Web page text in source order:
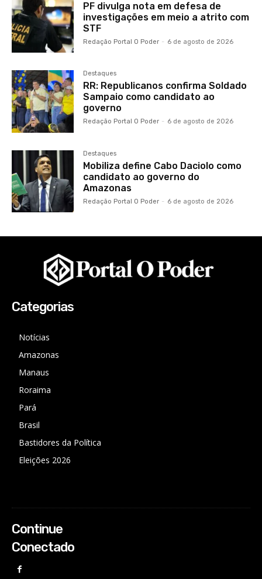
PF divulga nota em defesa de
investigações em meio a atrito com
STF
Redação Portal O Poder - 6 de agosto de 2026
Destaques
RR: Republicanos confirma Soldado
Sampaio como candidato ao
governo
Redação Portal O Poder - 6 de agosto de 2026
Destaques
Mobiliza define Cabo Daciolo como
candidato ao governo do
Amazonas
Redação Portal O Poder - 6 de agosto de 2026
Categorias
Notícias
Amazonas
Manaus
Roraima
Pará
Brasil
Bastidores da Política
Eleições 2026
Continue
Conectado